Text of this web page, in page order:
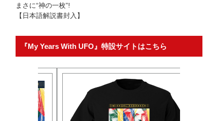
まさに“神の一枚”!
【日本語解説書封入】
『My Years With UFO』特設サイトはこちら